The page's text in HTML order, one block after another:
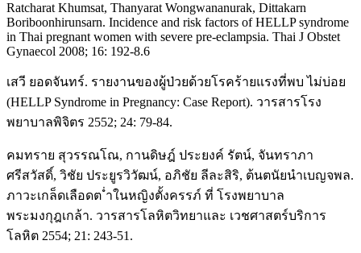
Ratcharat Khumsat, Thanyarat Wongwananurak, Dittakarn
Boriboonhirunsarn. Incidence and risk factors of HELLP syndrome
in Thai pregnant women with severe pre-eclampsia. Thai J Obstet
Gynaecol 2008; 16: 192-8.6
เสวี ยอดจันทร์. รายงานของผู้ป่วยด้วยโรคร้ายแรงที่พบ ไม่บ่อย
(HELLP Syndrome in Pregnancy: Case Report). วารสารโรง
พยาบาลพิจิตร 2552; 24: 79-84.
คมทราย สุวรรณโณ, กานดิษฎ์ ประยงค์ รัตน์, จันทราภา
ศรีสวัสดิ์, วิชัย ประยูรวิวัฒน์, อภิชัย ลีละสิริ, ต้นตนัยนำเบญจพล.
ภาวะเกล็ดเลือดต ่ำในหญิงตั้งครรภ์ ที่ โรงพยาบาล
พระมงกุฎเกล้า. วารสารโลหิตวิทยาและ เวชศาสตร์บริการ
โลหิต 2554; 21: 243-51.